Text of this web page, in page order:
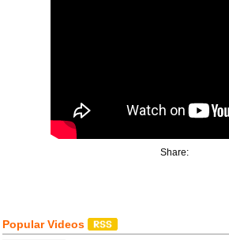
Share:
Popular Videos